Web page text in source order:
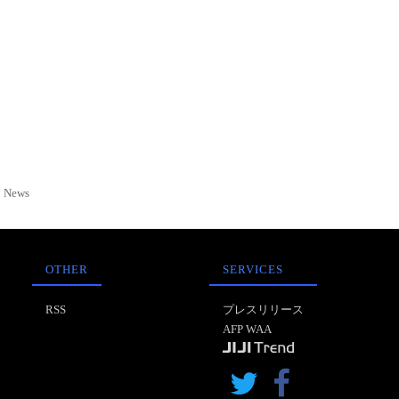
OTHER
RSS
SERVICES
プレスリリース
AFP WAA